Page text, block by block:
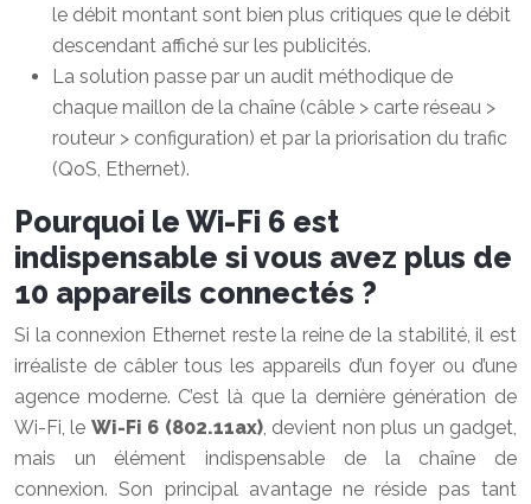
le débit montant sont bien plus critiques que le débit
descendant affiché sur les publicités.
La solution passe par un audit méthodique de
chaque maillon de la chaîne (câble > carte réseau >
routeur > configuration) et par la priorisation du trafic
(QoS, Ethernet).
Pourquoi le Wi-Fi 6 est
indispensable si vous avez plus de
10 appareils connectés ?
Si la connexion Ethernet reste la reine de la stabilité, il est
irréaliste de câbler tous les appareils d’un foyer ou d’une
agence moderne. C’est là que la dernière génération de
Wi-Fi, le Wi-Fi 6 (802.11ax), devient non plus un gadget,
mais un élément indispensable de la chaîne de
connexion. Son principal avantage ne réside pas tant